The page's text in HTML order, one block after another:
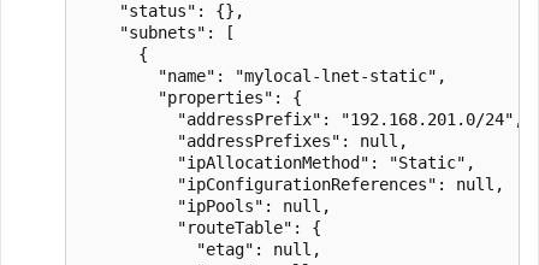
    "status": {},
    "subnets": [
      {
        "name": "mylocal-lnet-static",
        "properties": {
          "addressPrefix": "192.168.201.0/24",
          "addressPrefixes": null,
          "ipAllocationMethod": "Static",
          "ipConfigurationReferences": null,
          "ipPools": null,
          "routeTable": {
            "etag": null,